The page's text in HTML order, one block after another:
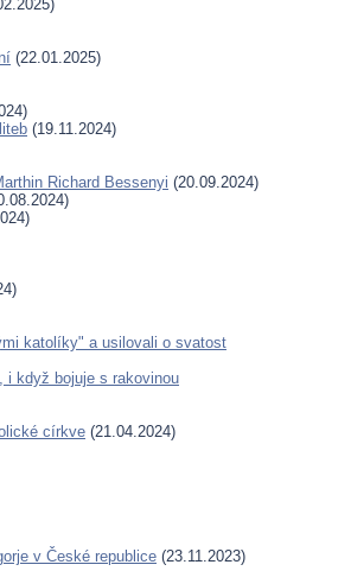
(22.01.2025)
(19.11.2024)
Richard Bessenyi (20.09.2024)
katolíky" a usilovali o svatost
když bojuje s rakovinou
církve (21.04.2024)
v České republice (23.11.2023)